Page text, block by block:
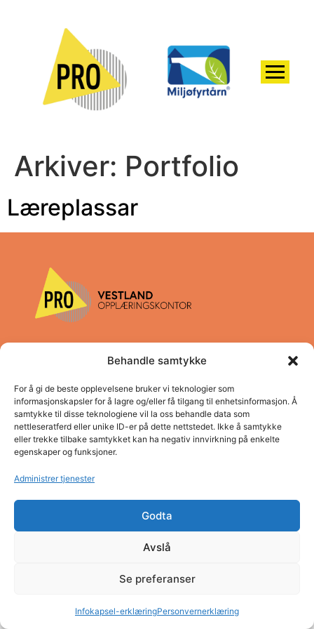
Behandle samtykke
For å gi de beste opplevelsene bruker vi teknologier som
informasjonskapsler for å lagre og/eller få tilgang til enhetsinformasjon. Å
samtykke til disse teknologiene vil la oss behandle data som
nettleseratferd eller unike ID-er på dette nettstedet. Ikke å samtykke
eller trekke tilbake samtykket kan ha negativ innvirkning på enkelte
egenskaper og funksjoner.
Administrer tjenester
Godta
Avslå
Se preferanser
Infokapsel-erklæringPersonvernerklæring
Arkiver: Portfolio
Læreplassar
Pro Vestland opplæringskontor
Adresse: Concordbygget, Firdaveien 6
Telefon: (+47) 57 83 22 60
E-post: post@pro.sf.no
Organisasjonsnummer: NO980 026 655
Personvern